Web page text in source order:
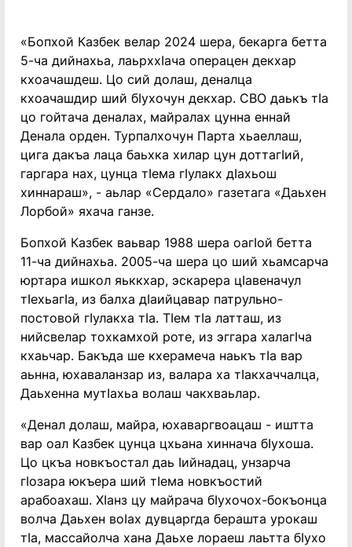
«Бопхой Казбек велар 2024 шера, бекарга бетта
5-ча дийнахьа, лаьрххӀача операцен декхар
кхоачашдеш. Цо сий долаш, деналца
кхоачашдир ший бӀухочун декхар. СВО даькъ тӀа
цо гойтача деналах, майралах цунна еннай
Денала орден. Турпалхочун Парта хьаеллаш,
цига дакъа лаца баьхка хилар цун доттагӀий,
гаргара нах, цунца тӀема гӀулакх дӀахьош
хиннараш», - аьлар «Сердало» газетага «Даьхен
Лорбой» яхача ганзе.
Бопхой Казбек ваьвар 1988 шера оагӀой бетта
11-ча дийнахьа. 2005-ча шера цо ший хьамсарча
юртара ишкол яьккхар, эскарера цӀавеначул
тӀехьагӀа, из балха дӀаийцавар патрульно-
постовой гӀулакха тӀа. ТӀем тӀа латташ, из
нийсвелар тохкамхой роте, из эггара халагӀча
кхаьчар. Бакъда ше кхерамеча наькъ тӀа вар
аьнна, юхаваланзар из, валара ха тӀакхаччалца,
Даьхенна мутӀахьа волаш чакхваьлар.
«Денал долаш, майра, юхаваргвоацаш - иштта
вар оал Казбек цунца цхьана хиннача бӀухоша.
Цо цкъа новкъостал даь Ӏийнадац, унзарча
гӀозара юкъера ший тӀема новкъостий
арабоахаш. ХӀанз цу майрача бӀухочох-бокъонца
волча Даьхен воӀах дувцаргда берашта урокаш
тӀа, массайолча хана Даьхе лораеш лаьтта бӀухо